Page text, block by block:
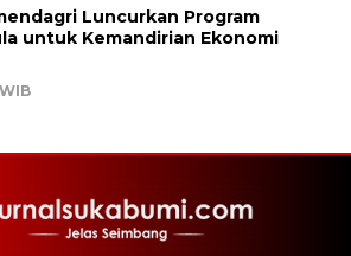
Luncurkan Program
untuk Kemandirian Ekonomi